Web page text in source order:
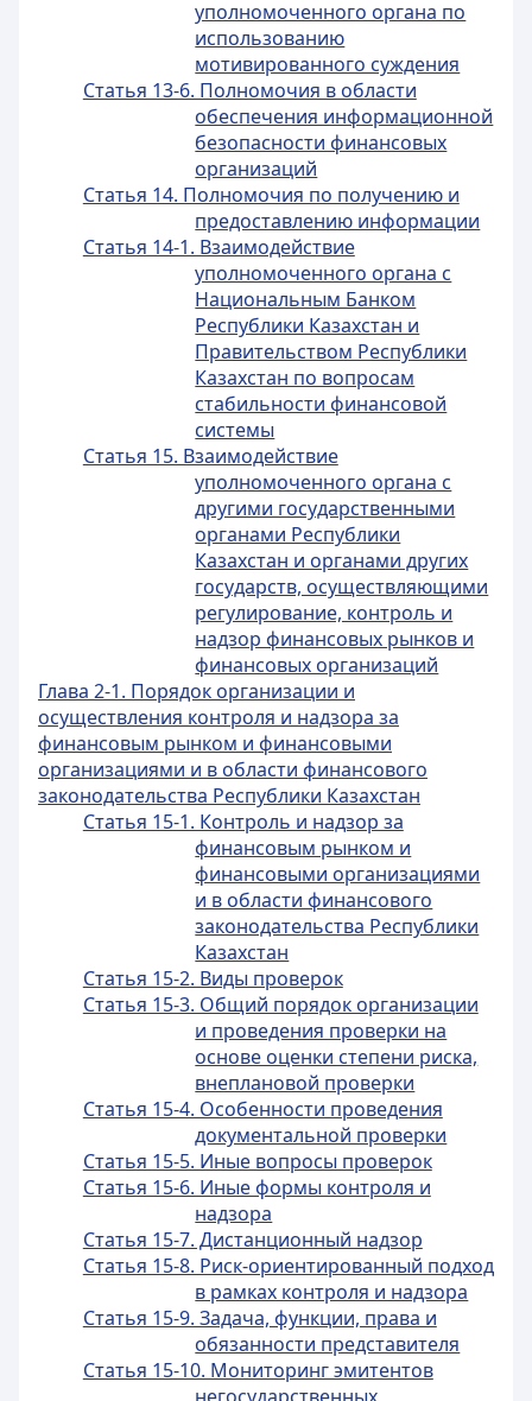
уполномоченного органа по
использованию
мотивированного суждения
Статья 13-6. Полномочия в области
обеспечения информационной
безопасности финансовых
организаций
Статья 14. Полномочия по получению и
предоставлению информации
Статья 14-1. Взаимодействие
уполномоченного органа с
Национальным Банком
Республики Казахстан и
Правительством Республики
Казахстан по вопросам
стабильности финансовой
системы
Статья 15. Взаимодействие
уполномоченного органа с
другими государственными
органами Республики
Казахстан и органами других
государств, осуществляющими
регулирование, контроль и
надзор финансовых рынков и
финансовых организаций
Глава 2-1. Порядок организации и
осуществления контроля и надзора за
финансовым рынком и финансовыми
организациями и в области финансового
законодательства Республики Казахстан
Статья 15-1. Контроль и надзор за
финансовым рынком и
финансовыми организациями
и в области финансового
законодательства Республики
Казахстан
Статья 15-2. Виды проверок
Статья 15-3. Общий порядок организации
и проведения проверки на
основе оценки степени риска,
внеплановой проверки
Статья 15-4. Особенности проведения
документальной проверки
Статья 15-5. Иные вопросы проверок
Статья 15-6. Иные формы контроля и
надзора
Статья 15-7. Дистанционный надзор
Статья 15-8. Риск-ориентированный подход
в рамках контроля и надзора
Статья 15-9. Задача, функции, права и
обязанности представителя
Статья 15-10. Мониторинг эмитентов